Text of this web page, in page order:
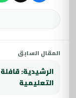
المقال السابق
الرشيدية:
التعليمية